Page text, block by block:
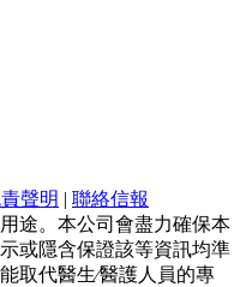
聲明 | 聯絡信報
途。本公司會盡力確保本
或隱含保證該等資訊均準
取代醫生∕醫護人員的專